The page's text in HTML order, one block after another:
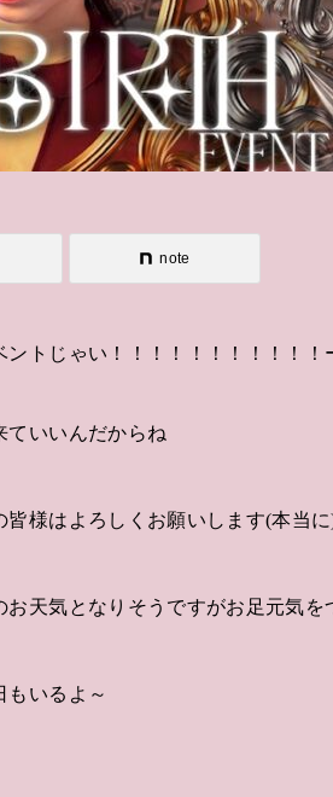
note
ントじゃい！！！！！！！！！！！
ていいんだからね
皆様はよろしくお願いします(本当
お天気となりそうですがお足元気
もいるよ～